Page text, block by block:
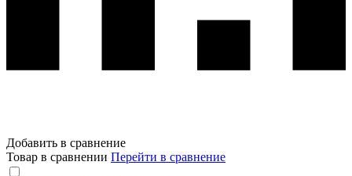
Добавить в сравнение
Товар в сравнении Перейти в сравнение